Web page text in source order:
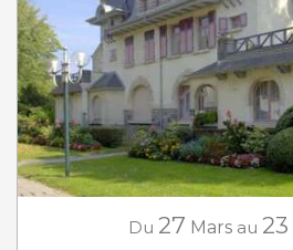
Du 27 Mars au 23